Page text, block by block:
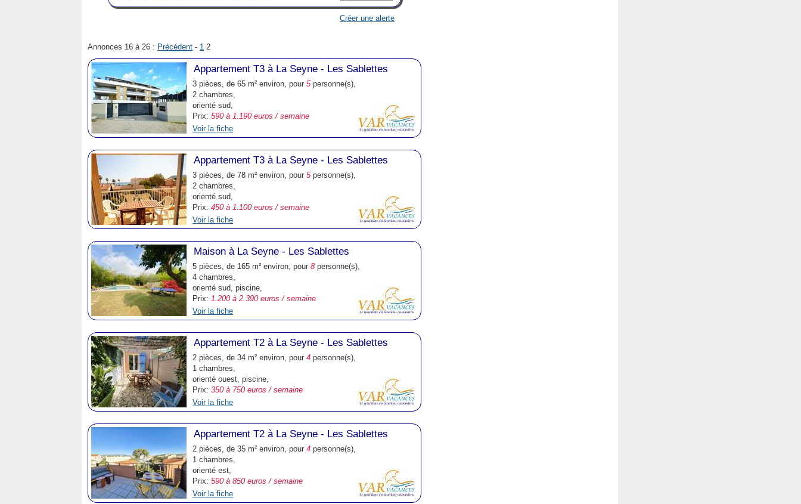
Créer une alerte
Annonces 16 à 26 : Précédent - 1 2
Appartement T3 à La Seyne - Les Sablettes
3 pièces, de 65 m² environ, pour 5personne(s),
2 chambres,
orienté sud,
Prix: 590 à 1.190 euros / semaine
Voir la fiche
Appartement T3 à La Seyne - Les Sablettes
3 pièces, de 78 m² environ, pour 5personne(s),
2 chambres,
orienté sud,
Prix: 450 à 1.100 euros / semaine
Voir la fiche
Maison à La Seyne - Les Sablettes
5 pièces, de 165 m² environ, pour 8 personne(s),
4 chambres,
orienté sud, piscine,
Prix: 1.200 à 2.390 euros / semaine
Voir la fiche
Appartement T2 à La Seyne - Les Sablettes
2 pièces, de 34 m² environ, pour 4 personne(s),
1 chambres,
orienté ouest, piscine,
Prix: 350 à 750 euros / semaine
Voir la fiche
Appartement T2 à La Seyne - Les Sablettes
2 pièces, de 35 m² environ, pour 4 personne(s),
1 chambres,
orienté est,
Prix: 590 à 850 euros / semaine
Voir la fiche